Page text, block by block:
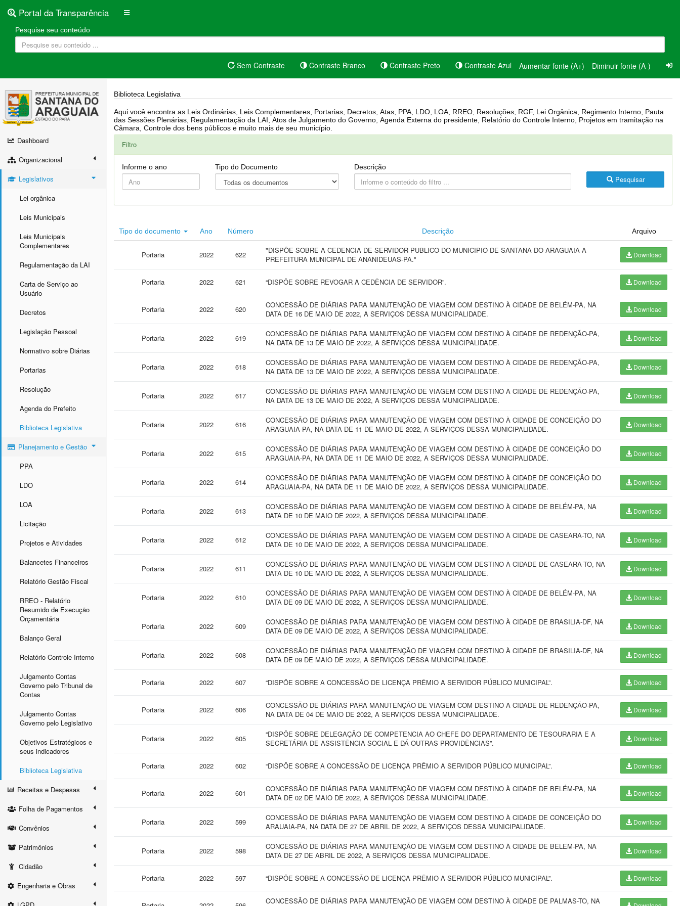
Portal da Transparência
Pesquise seu conteúdo
Sem Contraste Contraste Branco Contraste Preto Contraste Azul Aumentar fonte (A+) Diminuir fonte (A-)
Dashboard
Organizacional
Legislativos
Lei orgânica
Leis Municipais
Leis Municipais
Complementares
Regulamentação da LAI
Carta de Serviço ao
Usuário
Decretos
Legislação Pessoal
Normativo sobre Diárias
Portarias
Resolução
Agenda do Prefeito
Biblioteca Legislativa
Planejamento e Gestão
PPA
LDO
LOA
Licitação
Projetos e Atividades
Balancetes Financeiros
Relatório Gestão Fiscal
RREO - Relatório
Resumido de Execução
Orçamentária
Balanço Geral
Relatório Controle Interno
Julgamento Contas
Governo pelo Tribunal de
Contas
Julgamento Contas
Governo pelo Legislativo
Objetivos Estratégicos e
seus indicadores
Biblioteca Legislativa
Receitas e Despesas
Folha de Pagamentos
Convênios
Patrimônios
Cidadão
Engenharia e Obras
Biblioteca Legislativa
Aqui você encontra as Leis Ordinárias, Leis Complementares, Portarias, Decretos, Atas, PPA, LDO, LOA, RREO, Resoluções, RGF, Lei Orgânica, Regimento Interno, Pauta
das Sessões Plenárias, Regulamentação da LAI, Atos de Julgamento do Governo, Agenda Externa do presidente, Relatório do Controle Interno, Projetos em tramitação na
Câmara, Controle dos bens públicos e muito mais de seu município.
Filtro
Informe o ano Tipo do Documento Descrição
Pesquisar
Tipo do documento Ano Número Descrição Arquivo
Portaria 2022 622
"DISPÕE SOBRE A CEDENCIA DE SERVIDOR PUBLICO DO MUNICIPIO DE SANTANA DO ARAGUAIA A
PREFEITURA MUNICIPAL DE ANANIDEUAS-PA."
Download
Portaria 2022 621 “DISPÕE SOBRE REVOGAR A CEDÊNCIA DE SERVIDOR”. Download
Portaria 2022 620
CONCESSÃO DE DIÁRIAS PARA MANUTENÇÃO DE VIAGEM COM DESTINO À CIDADE DE BELÉM-PA, NA
DATA DE 16 DE MAIO DE 2022, A SERVIÇOS DESSA MUNICIPALIDADE.
Download
Portaria 2022 619
CONCESSÃO DE DIÁRIAS PARA MANUTENÇÃO DE VIAGEM COM DESTINO À CIDADE DE REDENÇÃO-PA,
NA DATA DE 13 DE MAIO DE 2022, A SERVIÇOS DESSA MUNICIPALIDADE.
Download
Portaria 2022 618
CONCESSÃO DE DIÁRIAS PARA MANUTENÇÃO DE VIAGEM COM DESTINO À CIDADE DE REDENÇÃO-PA,
NA DATA DE 13 DE MAIO DE 2022, A SERVIÇOS DESSA MUNICIPALIDADE.
Download
Portaria 2022 617
CONCESSÃO DE DIÁRIAS PARA MANUTENÇÃO DE VIAGEM COM DESTINO À CIDADE DE REDENÇÃO-PA,
NA DATA DE 13 DE MAIO DE 2022, A SERVIÇOS DESSA MUNICIPALIDADE.
Download
Portaria 2022 616
CONCESSÃO DE DIÁRIAS PARA MANUTENÇÃO DE VIAGEM COM DESTINO À CIDADE DE CONCEIÇÃO DO
ARAGUAIA-PA, NA DATA DE 11 DE MAIO DE 2022, A SERVIÇOS DESSA MUNICIPALIDADE.
Download
Portaria 2022 615
CONCESSÃO DE DIÁRIAS PARA MANUTENÇÃO DE VIAGEM COM DESTINO À CIDADE DE CONCEIÇÃO DO
ARAGUAIA-PA, NA DATA DE 11 DE MAIO DE 2022, A SERVIÇOS DESSA MUNICIPALIDADE.
Download
Portaria 2022 614
CONCESSÃO DE DIÁRIAS PARA MANUTENÇÃO DE VIAGEM COM DESTINO À CIDADE DE CONCEIÇÃO DO
ARAGUAIA-PA, NA DATA DE 11 DE MAIO DE 2022, A SERVIÇOS DESSA MUNICIPALIDADE.
Download
Portaria 2022 613
CONCESSÃO DE DIÁRIAS PARA MANUTENÇÃO DE VIAGEM COM DESTINO À CIDADE DE BELÉM-PA, NA
DATA DE 10 DE MAIO DE 2022, A SERVIÇOS DESSA MUNICIPALIDADE.
Download
Portaria 2022 612
CONCESSÃO DE DIÁRIAS PARA MANUTENÇÃO DE VIAGEM COM DESTINO À CIDADE DE CASEARA-TO, NA
DATA DE 10 DE MAIO DE 2022, A SERVIÇOS DESSA MUNICIPALIDADE.
Download
Portaria 2022 611
CONCESSÃO DE DIÁRIAS PARA MANUTENÇÃO DE VIAGEM COM DESTINO À CIDADE DE CASEARA-TO, NA
DATA DE 10 DE MAIO DE 2022, A SERVIÇOS DESSA MUNICIPALIDADE.
Download
Portaria 2022 610
CONCESSÃO DE DIÁRIAS PARA MANUTENÇÃO DE VIAGEM COM DESTINO À CIDADE DE BELÉM-PA, NA
DATA DE 09 DE MAIO DE 2022, A SERVIÇOS DESSA MUNICIPALIDADE.
Download
Portaria 2022 609
CONCESSÃO DE DIÁRIAS PARA MANUTENÇÃO DE VIAGEM COM DESTINO À CIDADE DE BRASILIA-DF, NA
DATA DE 09 DE MAIO DE 2022, A SERVIÇOS DESSA MUNICIPALIDADE.
Download
Portaria 2022 608
CONCESSÃO DE DIÁRIAS PARA MANUTENÇÃO DE VIAGEM COM DESTINO À CIDADE DE BRASILIA-DF, NA
DATA DE 09 DE MAIO DE 2022, A SERVIÇOS DESSA MUNICIPALIDADE.
Download
Portaria 2022 607 “DISPÕE SOBRE A CONCESSÃO DE LICENÇA PRÊMIO A SERVIDOR PÚBLICO MUNICIPAL”. Download
Portaria 2022 606
CONCESSÃO DE DIÁRIAS PARA MANUTENÇÃO DE VIAGEM COM DESTINO À CIDADE DE REDENÇÃO-PA,
NA DATA DE 04 DE MAIO DE 2022, A SERVIÇOS DESSA MUNICIPALIDADE.
Download
Portaria 2022 605
“DISPÕE SOBRE DELEGAÇÃO DE COMPETENCIA AO CHEFE DO DEPARTAMENTO DE TESOURARIA E A
SECRETÁRIA DE ASSISTÊNCIA SOCIAL E DÁ OUTRAS PROVIDÊNCIAS”.
Download
Portaria 2022 602 “DISPÕE SOBRE A CONCESSÃO DE LICENÇA PRÊMIO A SERVIDOR PÚBLICO MUNICIPAL”. Download
Portaria 2022 601
CONCESSÃO DE DIÁRIAS PARA MANUTENÇÃO DE VIAGEM COM DESTINO À CIDADE DE BELÉM-PA, NA
DATA DE 02 DE MAIO DE 2022, A SERVIÇOS DESSA MUNICIPALIDADE.
Download
Portaria 2022 599
CONCESSÃO DE DIÁRIAS PARA MANUTENÇÃO DE VIAGEM COM DESTINO À CIDADE DE CONCEIÇÃO DO
ARAUAIA-PA, NA DATA DE 27 DE ABRIL DE 2022, A SERVIÇOS DESSA MUNICIPALIDADE.
Download
Portaria 2022 598
CONCESSÃO DE DIÁRIAS PARA MANUTENÇÃO DE VIAGEM COM DESTINO À CIDADE DE BELEM-PA, NA
DATA DE 27 DE ABRIL DE 2022, A SERVIÇOS DESSA MUNICIPALIDADE.
Download
Portaria 2022 597 “DISPÕE SOBRE A CONCESSÃO DE LICENÇA PRÊMIO A SERVIDOR PÚBLICO MUNICIPAL”. Download
CONCESSÃO DE DIÁRIAS PARA MANUTENÇÃO DE VIAGEM COM DESTINO À CIDADE DE PALMAS-TO, NA